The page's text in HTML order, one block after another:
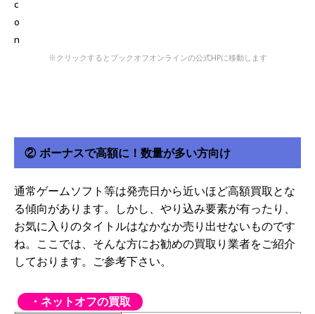
※クリックするとブックオフオンラインの公式HPに移動します
② ボーナスで高額に！数量が多い方向け
通常ゲームソフト等は発売日から近いほど高額買取とな
る傾向があります。しかし、やり込み要素が有ったり、
お気に入りのタイトルはなかなか売り出せないものです
ね。ここでは、そんな方にお勧めの買取り業者をご紹介
しております。ご参考下さい。
・ネットオフの買取